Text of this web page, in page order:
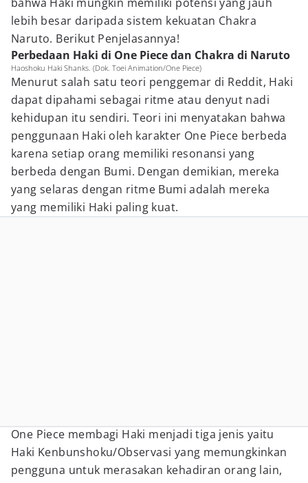
lebih besar daripada sistem kekuatan Chakra
Naruto. Berikut Penjelasannya!
Perbedaan Haki di One Piece dan Chakra di Naruto
Haoshoku Haki Shanks. (Dok. Toei Animation/One Piece)
Menurut salah satu teori penggemar di Reddit, Haki
dapat dipahami sebagai ritme atau denyut nadi
kehidupan itu sendiri. Teori ini menyatakan bahwa
penggunaan Haki oleh karakter One Piece berbeda
karena setiap orang memiliki resonansi yang
berbeda dengan Bumi. Dengan demikian, mereka
yang selaras dengan ritme Bumi adalah mereka
yang memiliki Haki paling kuat.
One Piece membagi Haki menjadi tiga jenis yaitu
Haki Kenbunshoku/Observasi yang memungkinkan
pengguna untuk merasakan kehadiran orang lain,